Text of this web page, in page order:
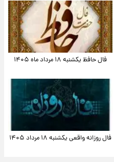
فال حافظ یکشنبه ۱۸ مرداد ماه ۱۴۰۵
فال روزانه واقعی یکشنبه ۱۸ مرداد ۱۴۰۵